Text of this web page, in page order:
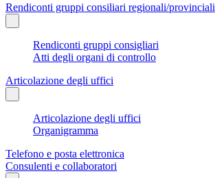
Rendiconti gruppi consiliari regionali/provinciali
Rendiconti gruppi consigliari
Atti degli organi di controllo
Articolazione degli uffici
Articolazione degli uffici
Organigramma
Telefono e posta elettronica
Consulenti e collaboratori